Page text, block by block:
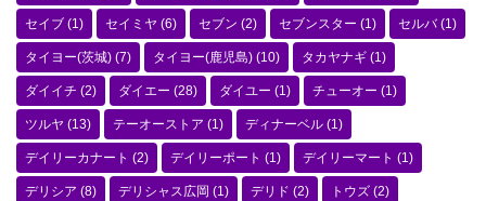
セイブ (1) セイミヤ (6) セブン (2) セブンスター (1) セルバ(1)
タイヨー(茨城) (7) タイヨー(鹿児島) (10) タカヤナギ (1)
ダイイチ (2) ダイエー (28) ダイユー (1) チューオー (1)
ツルヤ (13) テーオーストア (1) ディナーベル (1)
デイリーカナート (2) デイリーポート (1) デイリーマート (1)
デリシア (8) デリシャス広岡 (1) デリド (2) トウズ (2)